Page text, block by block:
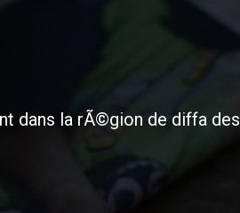
dans la rÃ©gion de diffa des